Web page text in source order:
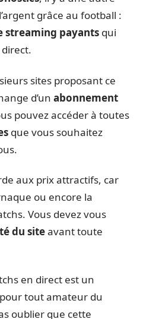
grâce au football :
streaming payants qui
sites proposant ce
d’un abonnement
pouvez accéder à toutes
que vous souhaitez
aux prix attractifs, car
ou encore la
Vous devez vous
du siteavant toute
en direct est un
tout amateur du
oublier que cette